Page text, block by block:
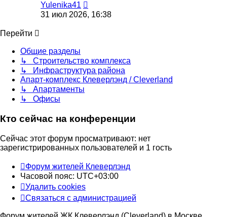
Yulenika41
31 июл 2026, 16:38
Перейти
Общие разделы
↳ Строительство комплекса
↳ Инфраструктура района
Апарт-комплекс Клеверлэнд / Cleverland
↳ Апартаменты
↳ Офисы
Кто сейчас на конференции
Сейчас этот форум просматривают: нет
зарегистрированных пользователей и 1 гость
Форум жителей Клеверлэнд
Часовой пояс: UTC+03:00
Удалить cookies
Связаться с администрацией